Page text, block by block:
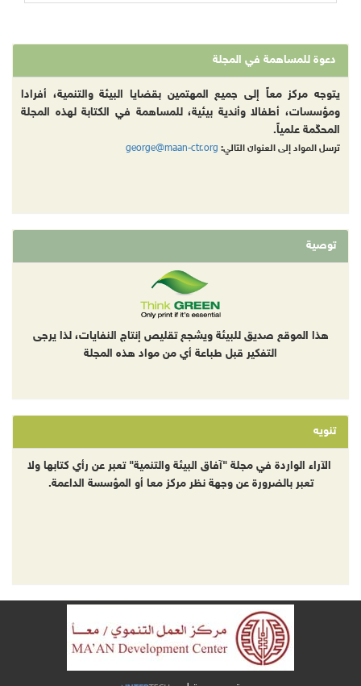
دعوة للمساهمة في المجلة
يتوجه مركز معاً إلى جميع المهتمين بقضايا البيئة والتنمية، أفرادا
ومؤسسات، أطفالا وأندية بيئية، للمساهمة في الكتابة لهذه المجلة
المحكّمة علمياً.
ترسل المواد إلى العنوان التالي: george@maan-ctr.org
توصية
هذا الموقع صديق للبيئة ويشجع تقليص إنتاج النفايات، لذا يرجى
التفكير قبل طباعة أي من مواد هذه المجلة
تنويه
الآراء الواردة في مجلة "آفاق البيئة والتنمية" تعبر عن رأي كتابها ولا
تعبر بالضرورة عن وجهة نظر مركز معا أو المؤسسة الداعمة.